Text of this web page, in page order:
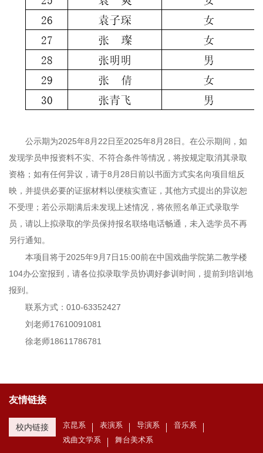
公示期为2025年8月22日至2025年8月28日。在公示期间，如
发现学员申报资料不实、不符合条件等情况，将按规定取消其录取
资格；如有任何异议，请于8月28日前以书面方式实名向项目组反
映，并提供必要的证据材料以便核实查证，其他方式提出的异议恕
不受理；若公示期满后未发现上述情况，将依照名单正式录取学
员，请以上拟录取的学员保持报名联络电话畅通，未入选学员不再
另行通知。
本项目将于2025年9月7日15:00前在中国戏曲学院第二教学楼
104办公室报到，请各位拟录取学员协调好参训时间，提前到培训地
报到。
联系方式：010-63352427
刘老师17610091081
徐老师18611786781
友情链接
校内链接 京昆系 表演系 导演系
音乐系
戏曲文学系
舞台美术系